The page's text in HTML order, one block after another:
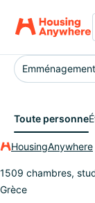
Toute personne
HousingAnywhere
1509 chambres,
Grèce